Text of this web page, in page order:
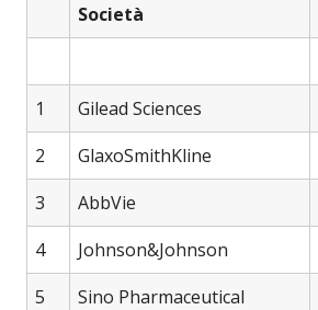
Società
1 Gilead Sciences
2
GlaxoSmithKline
3
AbbVie
4
Johnson&Johnson
5
Sino Pharmaceutical